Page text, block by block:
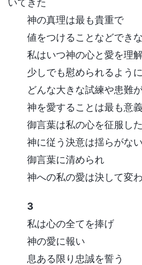
神の真理は最も貴重で
値をつけることなどでき
私はいつ神の心と愛を理
少しでも慰められるよう
どんな大きな試練や患難
神を愛することは最も意
御言葉は私の心を征服した
神に従う決意は揺らがない
御言葉に清められ
神への私の愛は決して変
3
私は心の全てを捧げ
神の愛に報い
息ある限り忠誠を誓う